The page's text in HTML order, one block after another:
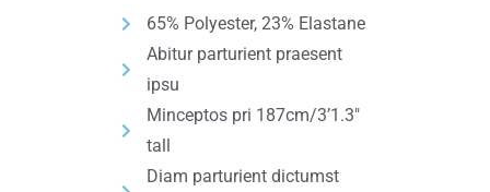
65% Polyester, 23% Elastane
Abitur parturient praesent
ipsu
Minceptos pri 187cm/3’1.3″
tall
Diam parturient dictumst